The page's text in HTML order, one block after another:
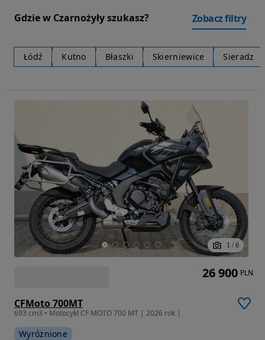
Gdzie w Czarnożyły szukasz? Zobacz filtry
Łódź Kutno Błaszki Skierniewice Sieradz
1 / 6
CFMoto 700MT
693 cm3 • Motocykl CF MOTO 700 MT | 2026 rok |
Wyróżnione
26 900 PLN